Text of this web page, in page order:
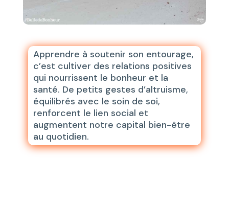
Apprendre à soutenir son entourage,
c’est cultiver des relations positives
qui nourrissent le bonheur et la
santé. De petits gestes d’altruisme,
équilibrés avec le soin de soi,
renforcent le lien social et
augmentent notre capital bien-être
au quotidien.